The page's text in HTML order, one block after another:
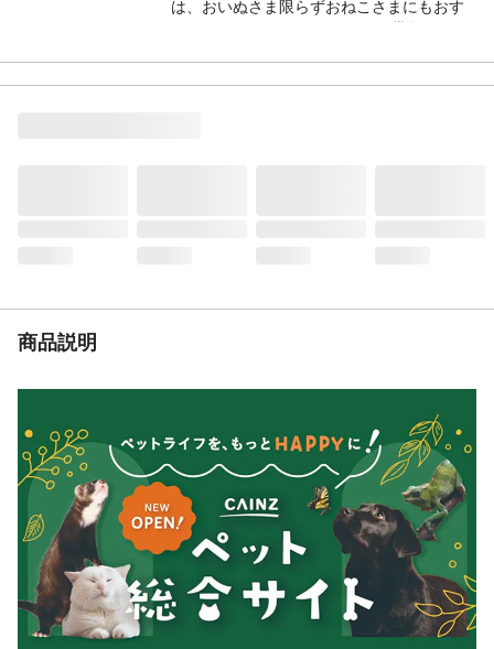
は、おいぬさま限らずおねこさまにもおす
商品説明